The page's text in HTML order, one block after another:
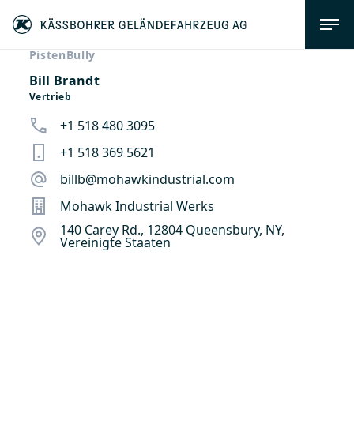
PistenBully
Bill Brandt
Vertrieb
+1 518 480 3095
+1 518 369 5621
billb@mohawkindustrial.com
Mohawk Industrial Werks
140 Carey Rd., 12804 Queensbury, NY,
Vereinigte Staaten